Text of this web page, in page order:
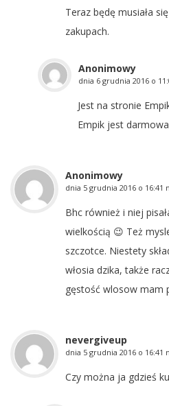
Teraz będę musiała
zakupach.
Anonimowy
dnia 6 grudnia 2016 o
Jest na stronie
Empik jest
Anonimowy
dnia 5 grudnia 2016 o 16:41
Bhc również i niej
wielkością 😉 Też
szczotce. Niestety
włosia dzika, także
gęstość wlosow mam
nevergiveup
dnia 5 grudnia 2016 o 16:41
Czy można ja gdzieś